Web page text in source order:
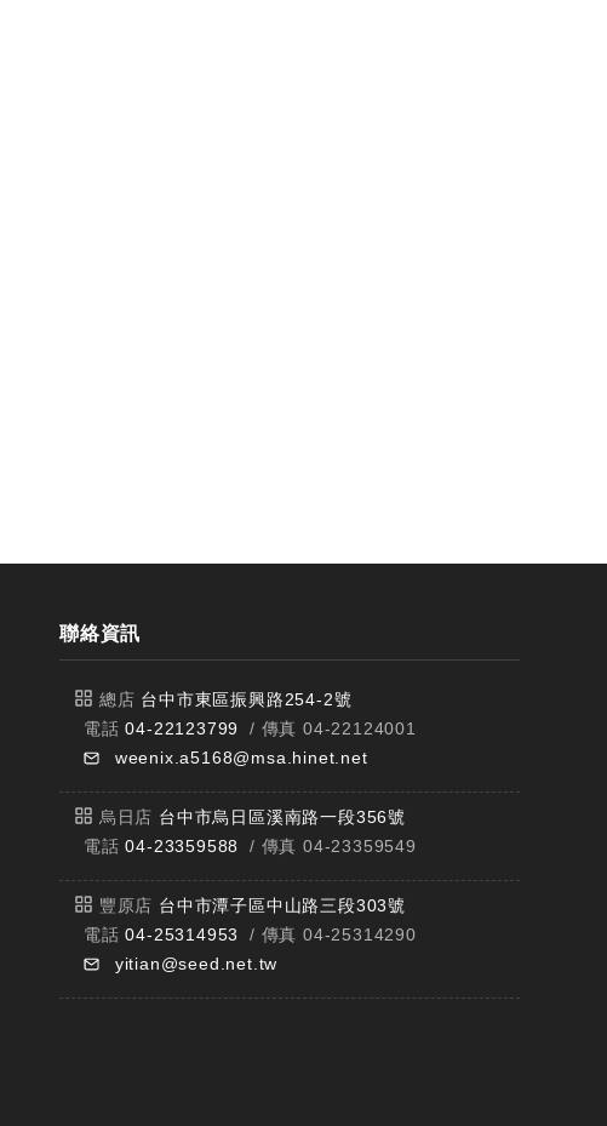
聯絡資訊
總店 台中市東區振興路254-2號
電話04-22123799
/ 傳真 04-22124001
weenix.a5168@msa.hinet.net
烏日店 台中市烏日區溪南路一段356號
電話04-23359588 / 傳真 04-23359549
豐原店 台中市潭子區中山路三段303號
電話04-25314953
/ 傳真 04-25314290
yitian@seed.net.tw